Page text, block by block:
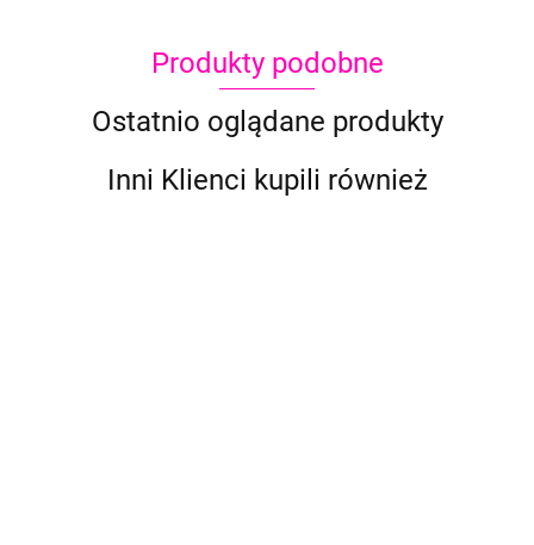
Produkty podobne
Ostatnio oglądane produkty
Inni Klienci kupili również